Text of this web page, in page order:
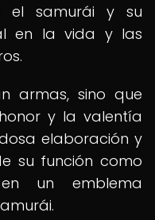
el samurái y su
en la vida y las
armas, sino que
y la valentía
elaboración y
su función como
un emblema